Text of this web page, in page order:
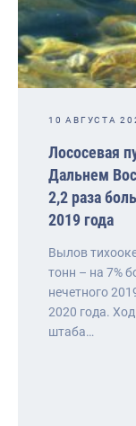
10 АВГУСТА
Лососевая
Дальнем
2,2 раза
2019 года
Вылов
тонн – на 7%
нечетного
2020 года.
штаба…